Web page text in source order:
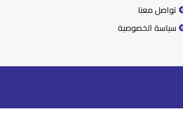
تواصل معنا
سياسة الخصوصية